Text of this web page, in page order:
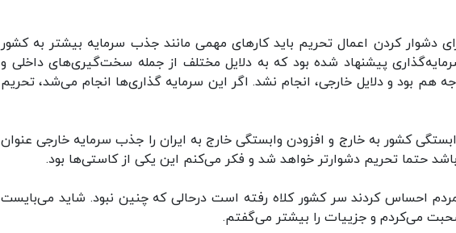
دشوار کردن اعمال تحریم باید کارهای مهمی مانند جذب سرمایه‌ بیشتر به کشور
۸۵ میلیارد دلار سرمایه‌گذاری پیشنهاد شده بود که به دلایل مختلف از جمله سخت‌گیری‌های داخلی و
هم بود و دلایل خارجی، انجام نشد. اگر این سرمایه گذاری‌ها انجام می‌شد، تحریم‌
کشور به خارج و افزودن وابستگی خارج به ایران را جذب سرمایه‌ خارجی عنوان
حتما تحریم دشوارتر خواهد شد و فکر می‌کنم این یکی از کاستی‌ها بود.
احساس کردند سر کشور کلاه رفته است درحالی که چنین نبود. شاید می‌بایست
می‌کردم و جزییات را بیشتر می‌گفتم.